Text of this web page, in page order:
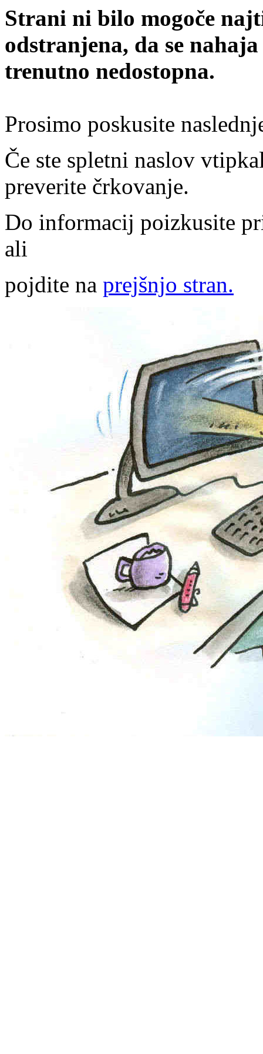
Strani ni bilo mogoče
odstranjena, da se
trenutno nedostopna.
Prosimo poskusite
Če ste spletni naslov
preverite črkovanje.
Do informacij poizkusite
ali
pojdite na prejšnjo stran.